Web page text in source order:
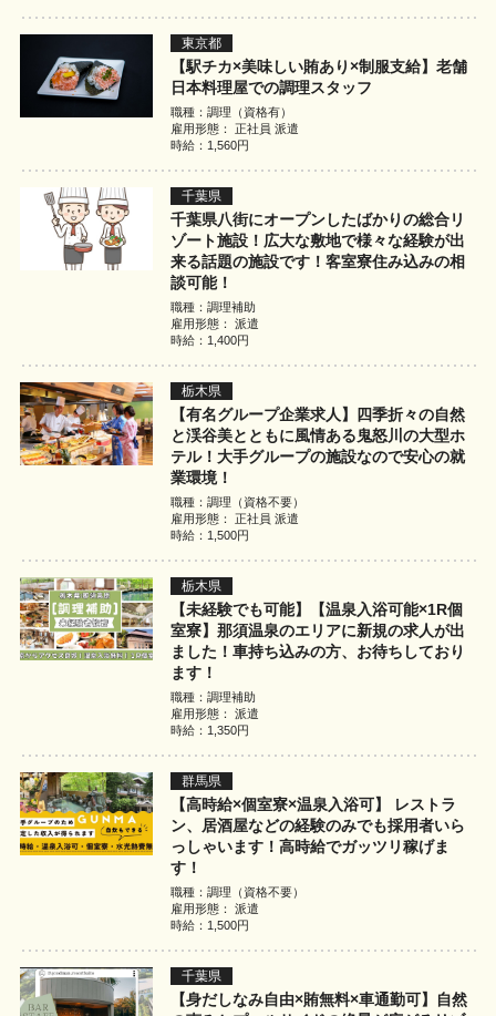
東京都
【駅チカ×美味しい賄あり×制服支給】老舗
日本料理屋での調理スタッフ
職種：調理（資格有）
雇用形態： 正社員 派遣
時給：1,560円
千葉県
千葉県八街にオープンしたばかりの総合リ
ゾート施設！広大な敷地で様々な経験が出
来る話題の施設です！客室寮住み込みの相
談可能！
職種：調理補助
雇用形態： 派遣
時給：1,400円
栃木県
【有名グループ企業求人】四季折々の自然
と渓谷美とともに風情ある鬼怒川の大型ホ
テル！大手グループの施設なので安心の就
業環境！
職種：調理（資格不要）
雇用形態： 正社員 派遣
時給：1,500円
栃木県
【未経験でも可能】【温泉入浴可能×1R個
室寮】那須温泉のエリアに新規の求人が出
ました！車持ち込みの方、お待ちしており
ます！
職種：調理補助
雇用形態： 派遣
時給：1,350円
群馬県
【高時給×個室寮×温泉入浴可】 レストラ
ン、居酒屋などの経験のみでも採用者いら
っしゃいます！高時給でガッツリ稼げま
す！
職種：調理（資格不要）
雇用形態： 派遣
時給：1,500円
千葉県
【身だしなみ自由×賄無料×車通勤可】自然